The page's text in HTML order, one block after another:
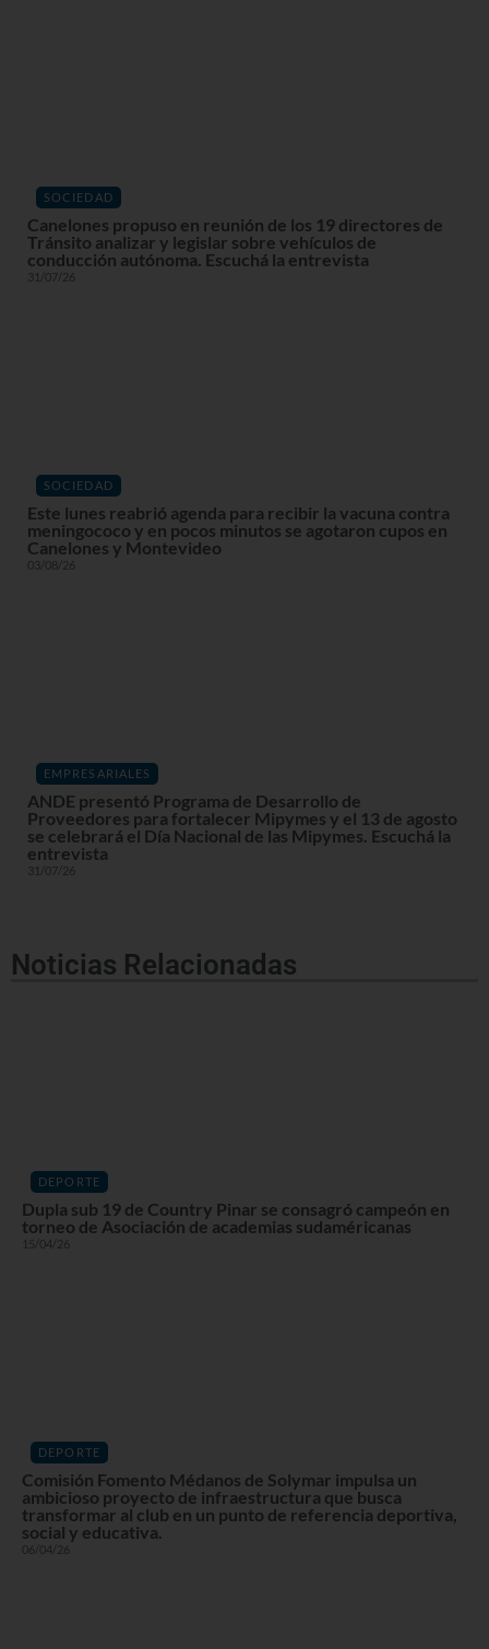
SOCIEDAD
Canelones propuso en reunión de los 19 directores de
Tránsito analizar y legislar sobre vehículos de
conducción autónoma. Escuchá la entrevista
31/07/26
SOCIEDAD
Este lunes reabrió agenda para recibir la vacuna contra
meningococo y en pocos minutos se agotaron cupos en
Canelones y Montevideo
03/08/26
EMPRESARIALES
ANDE presentó Programa de Desarrollo de
Proveedores para fortalecer Mipymes y el 13 de agosto
se celebrará el Día Nacional de las Mipymes. Escuchá la
entrevista
31/07/26
Noticias Relacionadas
DEPORTE
Dupla sub 19 de Country Pinar se consagró campeón en
torneo de Asociación de academias sudaméricanas
15/04/26
DEPORTE
Comisión Fomento Médanos de Solymar impulsa un
ambicioso proyecto de infraestructura que busca
transformar al club en un punto de referencia deportiva,
social y educativa.
06/04/26